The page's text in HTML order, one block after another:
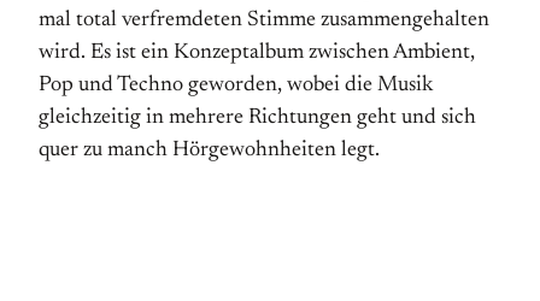
mal total verfremdeten Stimme zusammen­gehalten
wird. Es ist ein Konzeptalbum zwischen Ambient,
Pop und Techno geworden, wobei die Musik
gleichzeitig in mehrere Richtungen geht und sich
quer zu manch Hörg­ewohnheiten legt.